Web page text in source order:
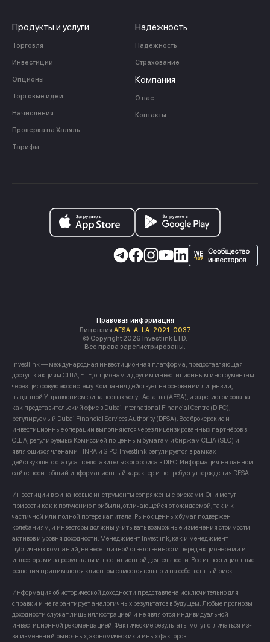
Продукты и услуги
Торговля
Инвестиции
Опционы
Торговые идеи
Начисления
Проверка на Халяль
Тарифы
Надежность
Надежность
Страхование
Компания
О нас
Контакты
Правовая информация
Лицензия AFSA-A-LA-2021-0037
© Copyright 2026 Investlink LTD.
Все права зарегистрированы.
Investlink — международная инвестиционная платформа, предоставляющая
доступ к акциям США, ETF, опционам и другим инвестиционным инструментам
через цифровую экосистему. Компания действует на основании лицензии,
выданной Управлением финансовых услуг Астаны (AFSA), и зарегистрирована
как представительский офис в Dubai International Financial Centre (DIFC),
регулируемый Dubai Financial Services Authority (DFSA). Все брокерские и
инвестиционные операции выполняются через лицензированных партнёров в
США, регулируемых Комиссией по ценным бумагам и биржам США (SEC) и
являющихся членами FINRA и SIPC. Investlink регулируется в рамках
действующего статуса представительского офиса в DIFC. Информация на данном
сайте носит общий информационный характер и не требует утверждения DFSA.
Инвестиции в финансовые инструменты сопряжены с рисками. Они могут
привести как к получению прибыли, отличающейся от ожидаемой, так и к
частичной или полной потере капитала. Рынок ценных бумаг подвержен
колебаниям, и инвесторы должны учитывать возможные изменения стоимости
активов и уровня доходности. Менеджмент Investlink, как и менеджмент
публичных компаний, не несёт личной ответственности перед акционерами и
инвесторами за результаты инвестиционной деятельности. Все инвестиционные
решения принимаются клиентом самостоятельно и на собственный риск.
Информация об исторической доходности представлена исключительно для
справки и не гарантирует аналогичных результатов в будущем. Любые прогнозы
доходности служат лишь иллюстрацией и не являются индивидуальной
инвестиционной рекомендацией. Фактические результаты могут отличаться из-
за изменений рыночных, экономических и иных факторов.